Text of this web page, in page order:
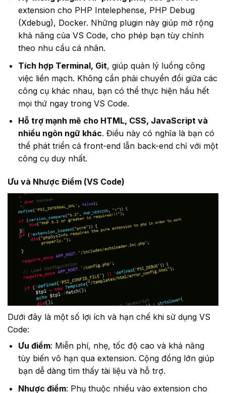
extension cho PHP Intelephense, PHP Debug
(Xdebug), Docker. Những plugin này giúp mở rộng
khả năng của VS Code, cho phép bạn tùy chỉnh
theo nhu cầu cá nhân.
Tích hợp Terminal, Git, giúp quản lý luồng công
việc liền mạch. Không cần phải chuyển đổi giữa các
công cụ khác nhau, bạn có thể thực hiện hầu hết
mọi thứ ngay trong VS Code.
Hỗ trợ mạnh mẽ cho HTML, CSS, JavaScript và
nhiều ngôn ngữ khác. Điều này có nghĩa là bạn có
thể phát triển cả front-end lẫn back-end chỉ với một
công cụ duy nhất.
Ưu và Nhược Điểm (VS Code)
Dưới đây là một số lợi ích và hạn chế khi sử dụng VS
Code:
Ưu điểm: Miễn phí, nhẹ, tốc độ cao và khả năng
tùy biến vô hạn qua extension. Cộng đồng lớn giúp
bạn dễ dàng tìm thấy tài liệu và hỗ trợ.
Nhược điểm: Phụ thuộc nhiều vào extension cho